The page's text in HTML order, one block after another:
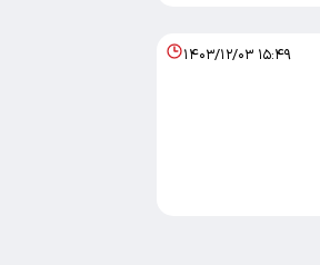
۱۴۰۳/۱۲/۰۳ ۱۵:۴۹